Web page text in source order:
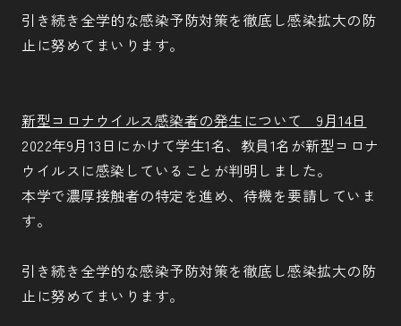
引き続き全学的な感染予防対策を徹底し感染拡大の防
止に努めてまいります。
新型コロナウイルス感染者の発生について 9月14日
2022年9月13日にかけて学生1名、教員1名が新型コロナ
ウイルスに感染していることが判明しました。
本学で濃厚接触者の特定を進め、待機を要請していま
す。
引き続き全学的な感染予防対策を徹底し感染拡大の防
止に努めてまいります。